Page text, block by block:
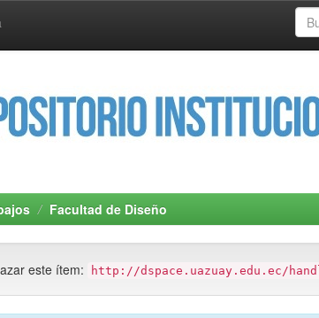
Facultad de Diseño
este ítem: http://dspace.uazuay.edu.ec/